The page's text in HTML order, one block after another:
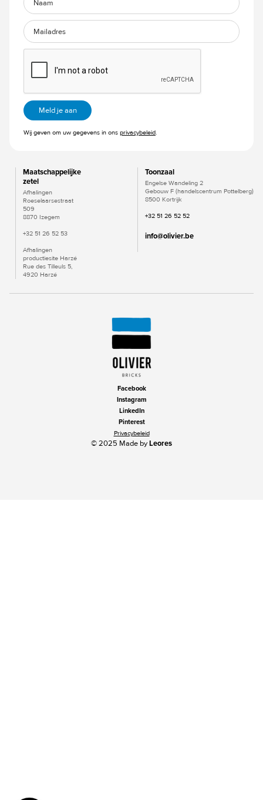
Maatschappelijke
zetel
Afhalingen
Roeselaarsestraat
509
8870 Izegem
+32 51 26 52 53
Afhalingen
productiesite Harzé
Rue des Tilleuls 5,
4920 Harzé
Toonzaal
Engelse Wandeling 2
Gebouw F (handelscentrum Pottelberg)
8500 Kortrijk
+32 51 26 52 52
info@olivier.be
Wij geven om uw gegevens in ons privacybeleid.
Facebook
Instagram
LinkedIn
Pinterest
Privacybeleid
© 2025 Made byLeores